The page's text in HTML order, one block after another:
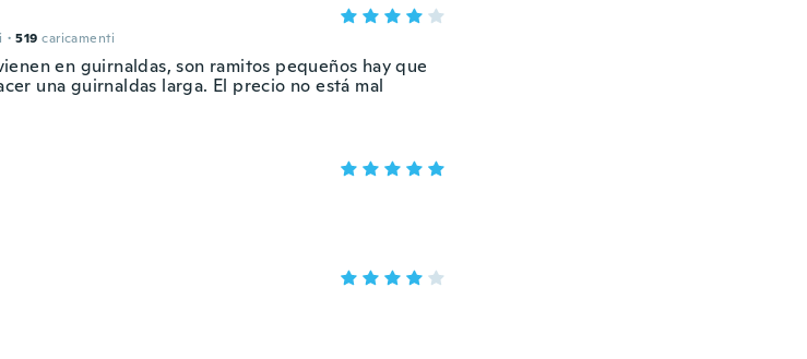
· 519 caricamenti
en guirnaldas, son ramitos pequeños hay que
una guirnaldas larga. El precio no está mal